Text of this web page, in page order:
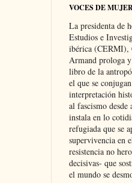
VOCES DE
La presidenta de
Estudios e
ibérica (CERMI),
Armand prologa
libro de la
el que se
interpretación
al fascismo
instala en lo
refugiada que se
supervivencia en
resistencia no
decisivas- que
el mundo se